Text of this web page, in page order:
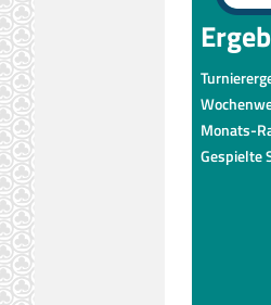
Monats-
Gespielte